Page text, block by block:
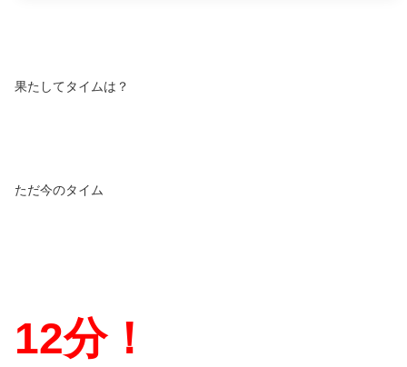
果たしてタイムは？
ただ今のタイム
12分！